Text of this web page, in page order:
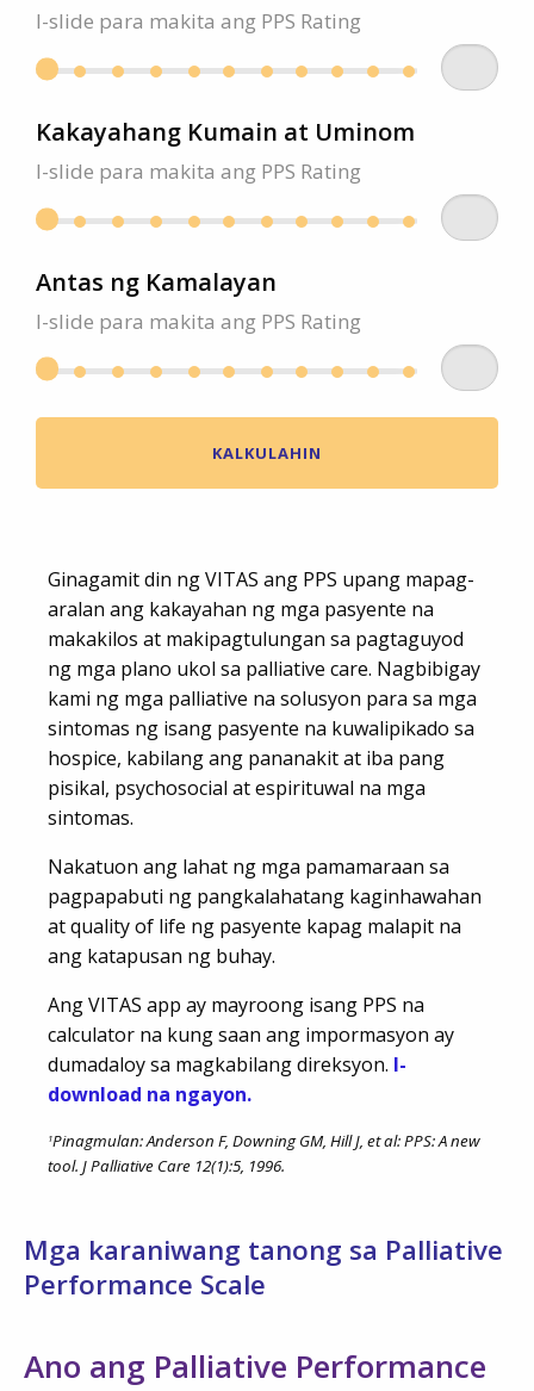
I-slide para makita ang PPS Rating
Kakayahang Kumain at Uminom
I-slide para makita ang PPS Rating
Antas ng Kamalayan
I-slide para makita ang PPS Rating
KALKULAHIN
Ginagamit din ng VITAS ang PPS upang mapag-
aralan ang kakayahan ng mga pasyente na
makakilos at makipagtulungan sa pagtaguyod
ng mga plano ukol sa palliative care. Nagbibigay
kami ng mga palliative na solusyon para sa mga
sintomas ng isang pasyente na kuwalipikado sa
hospice, kabilang ang pananakit at iba pang
pisikal, psychosocial at espirituwal na mga
sintomas.
Nakatuon ang lahat ng mga pamamaraan sa
pagpapabuti ng pangkalahatang kaginhawahan
at quality of life ng pasyente kapag malapit na
ang katapusan ng buhay.
Ang VITAS app ay mayroong isang PPS na
calculator na kung saan ang impormasyon ay
dumadaloy sa magkabilang direksyon. I-
download na ngayon.
1Pinagmulan:Anderson F, Downing GM, Hill J, et al: PPS: A new
tool. J Palliative Care 12(1):5, 1996.
Mga karaniwang tanong sa Palliative
Performance Scale
Ano ang Palliative Performance